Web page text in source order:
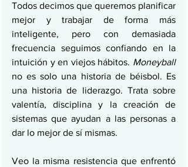
Todos decimos que queremos planificar
mejor y trabajar de forma más
inteligente, pero con demasiada
frecuencia seguimos confiando en la
intuición y en viejos hábitos. Moneyball
no es solo una historia de béisbol. Es
una historia de liderazgo. Trata sobre
valentía, disciplina y la creación de
sistemas que ayudan a las personas a
dar lo mejor de sí mismas.
Veo la misma resistencia que enfrentó